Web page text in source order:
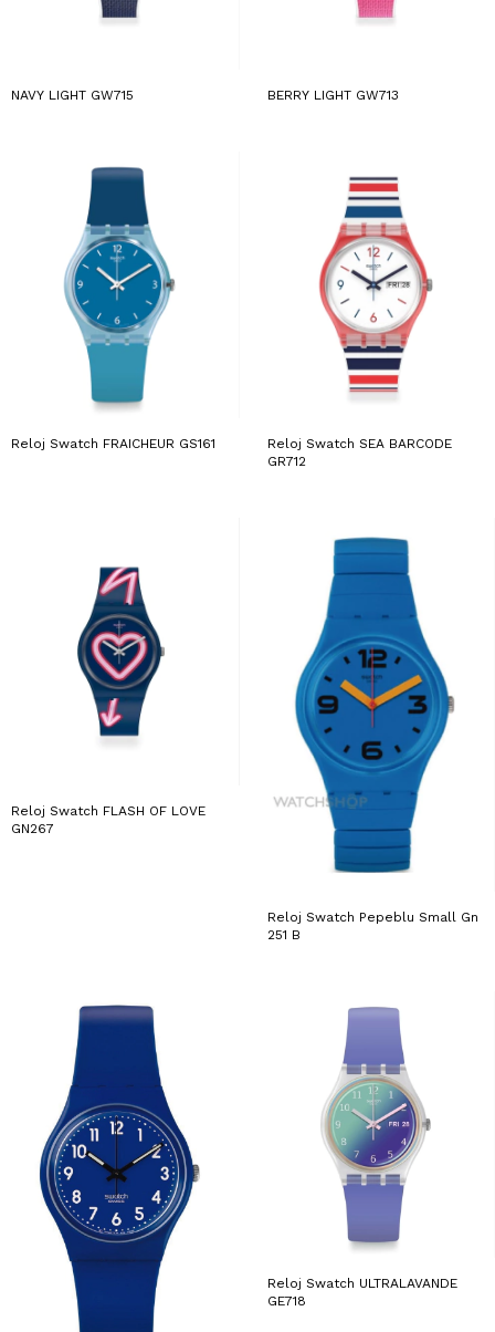
NAVY LIGHT GW715 BERRY LIGHT GW713
Reloj Swatch FRAICHEUR GS161
Reloj Swatch SEA BARCODE
GR712
Reloj Swatch FLASH OF LOVE
GN267
Reloj Swatch Pepeblu Small Gn
251 B
Reloj Swatch ULTRALAVANDE
GE718